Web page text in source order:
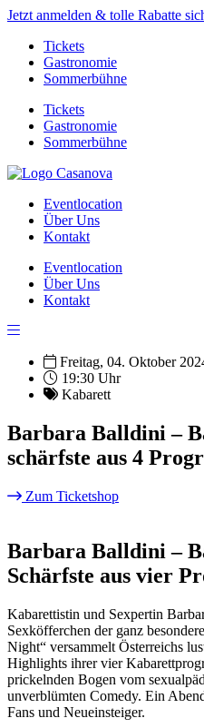
Jetzt anmelden & tolle Rabatte
Tickets
Gastronomie
Sommerbühne
Tickets
Gastronomie
Sommerbühne
Eventlocation
Über Uns
Kontakt
Eventlocation
Über Uns
Kontakt
Freitag, 04. Oktober
19:30 Uhr
Kabarett
Barbara Balldini –
schärfste aus 4
Zum Ticketshop
Barbara Balldini –
Schärfste aus vier
Kabarettistin und Sexpertin
Sexköfferchen der ganz
Night“ versammelt Österreichs
Highlights ihrer vier
prickelnden Bogen vom
unverblümten Comedy. Ein
Fans und Neueinsteiger.